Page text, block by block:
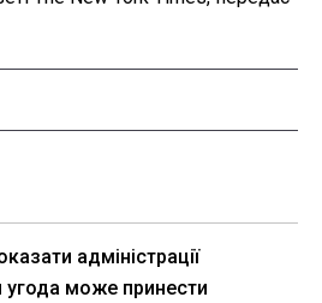
адміністрації
може принести